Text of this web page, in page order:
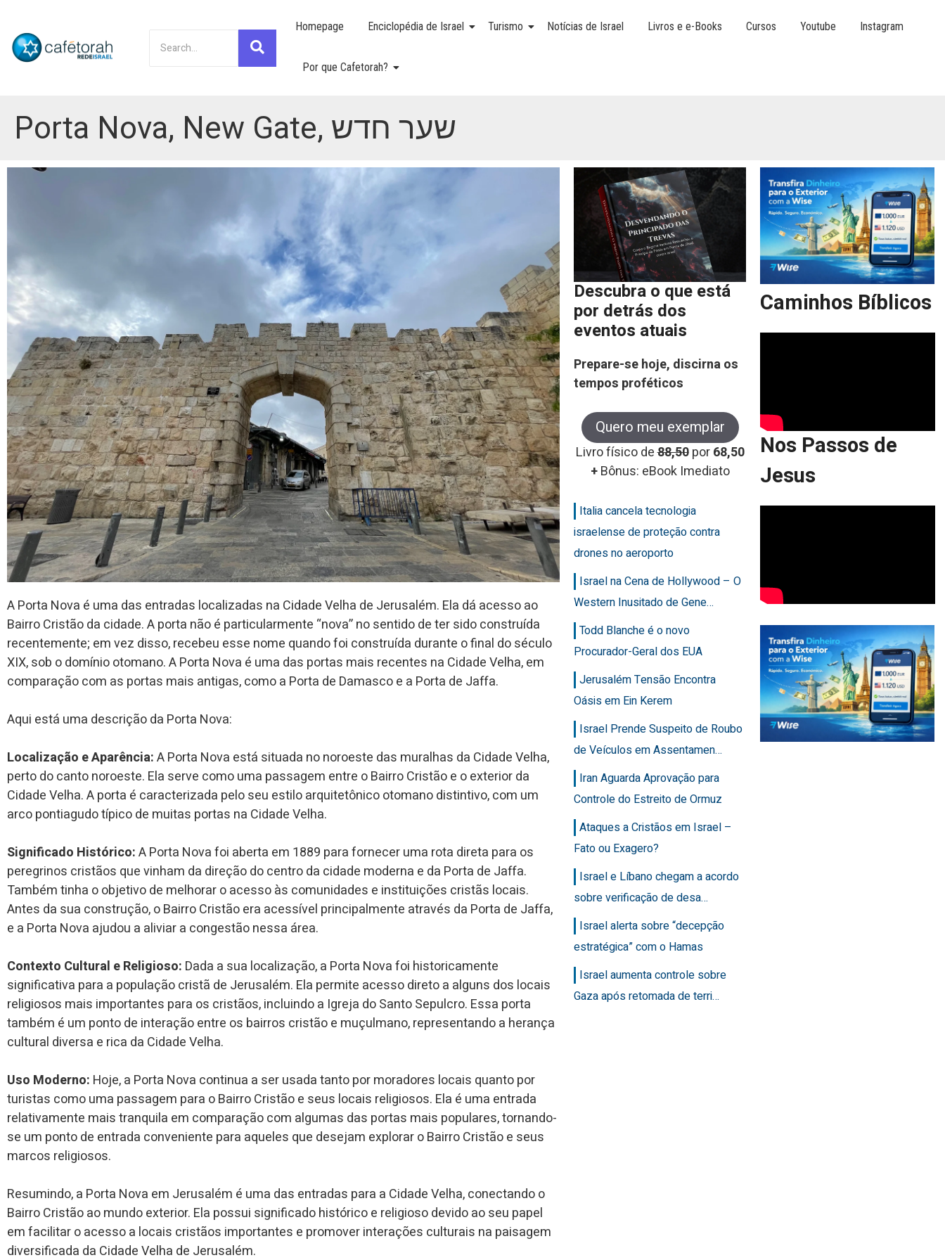
Homepage Enciclopédia de Israel Turismo Notícias de Israel Livros e e-Books Cursos Youtube Instagram
Por que Cafetorah?
Porta Nova, New Gate, שער חדש
A Porta Nova é uma das entradas localizadas na Cidade Velha de Jerusalém. Ela dá acesso ao
Bairro Cristão da cidade. A porta não é particularmente “nova” no sentido de ter sido construída
recentemente; em vez disso, recebeu esse nome quando foi construída durante o final do século
XIX, sob o domínio otomano. A Porta Nova é uma das portas mais recentes na Cidade Velha, em
comparação com as portas mais antigas, como a Porta de Damasco e a Porta de Jaffa.
Aqui está uma descrição da Porta Nova:
Localização e Aparência:A Porta Nova está situada no noroeste das muralhas da Cidade Velha,
perto do canto noroeste. Ela serve como uma passagem entre o Bairro Cristão e o exterior da
Cidade Velha. A porta é caracterizada pelo seu estilo arquitetônico otomano distintivo, com um
arco pontiagudo típico de muitas portas na Cidade Velha.
Significado Histórico:A Porta Nova foi aberta em 1889 para fornecer uma rota direta para os
peregrinos cristãos que vinham da direção do centro da cidade moderna e da Porta de Jaffa.
Também tinha o objetivo de melhorar o acesso às comunidades e instituições cristãs locais.
Antes da sua construção, o Bairro Cristão era acessível principalmente através da Porta de Jaffa,
e a Porta Nova ajudou a aliviar a congestão nessa área.
Contexto Cultural e Religioso: Dada a sua localização, a Porta Nova foi historicamente
significativa para a população cristã de Jerusalém. Ela permite acesso direto a alguns dos locais
religiosos mais importantes para os cristãos, incluindo a Igreja do Santo Sepulcro. Essa porta
também é um ponto de interação entre os bairros cristão e muçulmano, representando a herança
cultural diversa e rica da Cidade Velha.
Uso Moderno: Hoje, a Porta Nova continua a ser usada tanto por moradores locais quanto por
turistas como uma passagem para o Bairro Cristão e seus locais religiosos. Ela é uma entrada
relativamente mais tranquila em comparação com algumas das portas mais populares, tornando-
se um ponto de entrada conveniente para aqueles que desejam explorar o Bairro Cristão e seus
marcos religiosos.
Resumindo, a Porta Nova em Jerusalém é uma das entradas para a Cidade Velha, conectando o
Bairro Cristão ao mundo exterior. Ela possui significado histórico e religioso devido ao seu papel
em facilitar o acesso a locais cristãos importantes e promover interações culturais na paisagem
diversificada da Cidade Velha de Jerusalém.
Descubra o que está
por detrás dos
eventos atuais
Prepare-se hoje, discirna os
tempos proféticos
Quero meu exemplar
Livro físico de88,50 por68,50
+Bônus: eBook Imediato
Italia cancela tecnologia
israelense de proteção contra
drones no aeroporto
Israel na Cena de Hollywood – O
Western Inusitado de Gene…
Todd Blanche é o novo
Procurador-Geral dos EUA
Jerusalém Tensão Encontra
Oásis em Ein Kerem
Israel Prende Suspeito de Roubo
de Veículos em Assentamen…
Iran Aguarda Aprovação para
Controle do Estreito de Ormuz
Ataques a Cristãos em Israel –
Fato ou Exagero?
Israel e Líbano chegam a acordo
sobre verificação de desa…
Israel alerta sobre “decepção
estratégica” com o Hamas
Israel aumenta controle sobre
Gaza após retomada de terri…
Caminhos Bíblicos
Nos Passos de
Jesus